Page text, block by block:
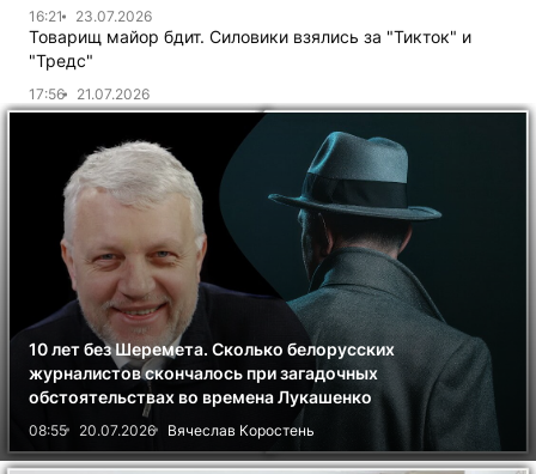
16:21 23.07.2026
Товарищ майор бдит. Силовики взялись за "Тикток" и
"Тредс"
17:56 21.07.2026
10 лет без Шеремета. Сколько белорусских
журналистов скончалось при загадочных
обстоятельствах во времена Лукашенко
08:55 20.07.2026 Вячеслав Коростень